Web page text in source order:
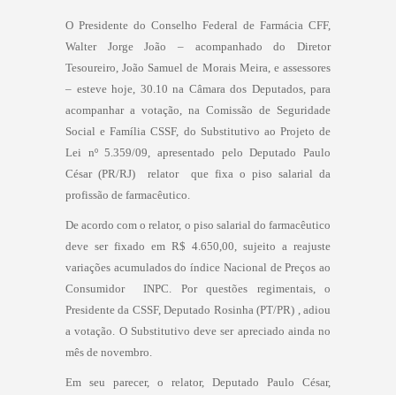
O Presidente do Conselho Federal de Farmácia CFF,
Walter Jorge João – acompanhado do Diretor
Tesoureiro, João Samuel de Morais Meira, e assessores
– esteve hoje, 30.10 na Câmara dos Deputados, para
acompanhar a votação, na Comissão de Seguridade
Social e Família CSSF, do Substitutivo ao Projeto de
Lei nº 5.359/09, apresentado pelo Deputado Paulo
César (PR/RJ)  relator  que fixa o piso salarial da
profissão de farmacêutico.
De acordo com o relator, o piso salarial do farmacêutico
deve ser fixado em R$ 4.650,00, sujeito a reajuste
variações acumulados do índice Nacional de Preços ao
Consumidor  INPC. Por questões regimentais, o
Presidente da CSSF, Deputado Rosinha (PT/PR) , adiou
a votação. O Substitutivo deve ser apreciado ainda no
mês de novembro.
Em seu parecer, o relator, Deputado Paulo César,